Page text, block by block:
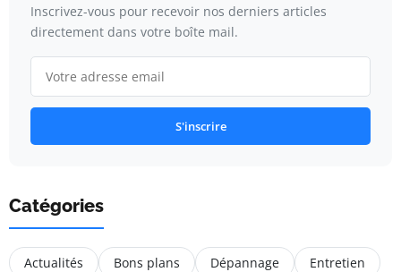
Inscrivez-vous pour recevoir nos derniers articles
directement dans votre boîte mail.
S'inscrire
Catégories
Actualités Bons plans Dépannage
Entretien